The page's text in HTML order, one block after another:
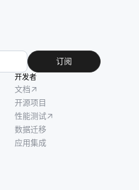
订阅
开发者
文档
开源项目
性能测试
数据迁移
应用集成